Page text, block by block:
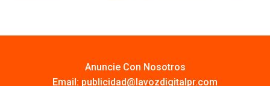
Anuncie Con Nosotros
Email: publicidad@lavozdigitalpr.com